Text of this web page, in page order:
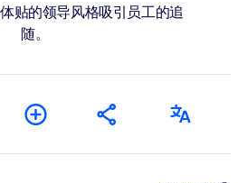
贴的领导风格吸引员工的追
随。